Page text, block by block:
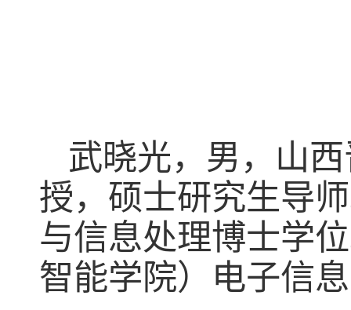
武晓光，男，山
授，硕士研究生导
与信息处理博士学
智能学院）电子信